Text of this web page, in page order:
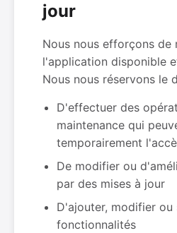
jour
Nous nous efforçons de
l'application disponible
Nous nous réservons le
D'effectuer des
maintenance qui
temporairement
De modifier ou
par des mises à jour
D'ajouter, modifier ou
fonctionnalités